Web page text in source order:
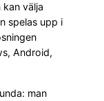
kan välja
spelas upp i
Android,
man